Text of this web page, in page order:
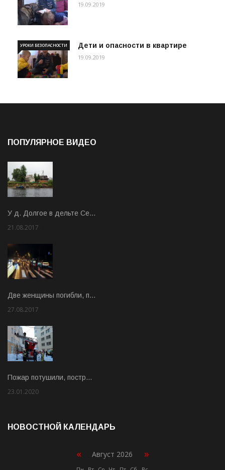
19.09.2019
Дети и опасности в квартире
УРОКИ БЕЗОПАСНОСТИ
19.09.2019
ПОПУЛЯРНОЕ ВИДЕО
У д. Долгое в дельте Се…
21.08.2017
Две женщины погибли, п…
27.08.2017
Пожар потушили, постр…
23.01.2020
НОВОСТНОЙ КАЛЕНДАРЬ
« Август 2026 »